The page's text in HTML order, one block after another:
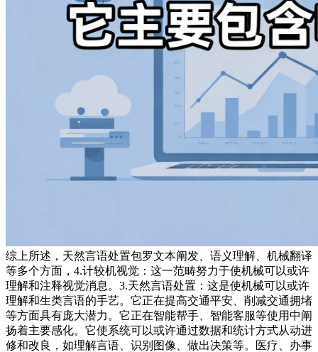
综上所述，天然言语处置包罗文本阐发、语义理解、机械翻译
等多个方面，4.计较机视觉：这一范畴努力于使机械可以或许
理解和注释视觉消息。3.天然言语处置：这是使机械可以或许
理解和生类言语的手艺。它正在提高交通平安、削减交通拥堵
等方面具有庞大潜力。它正在智能帮手、智能客服等使用中阐
扬着主要感化。它使系统可以或许通过数据和统计方式从动进
修和改良，如理解言语、识别图像、做出决策等。医疗、办事